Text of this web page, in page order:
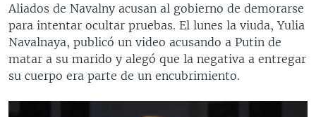
Aliados de Navalny acusan al gobierno de demorarse
para intentar ocultar pruebas. El lunes la viuda, Yulia
Navalnaya, publicó un video acusando a Putin de
matar a su marido y alegó que la negativa a entregar
su cuerpo era parte de un encubrimiento.